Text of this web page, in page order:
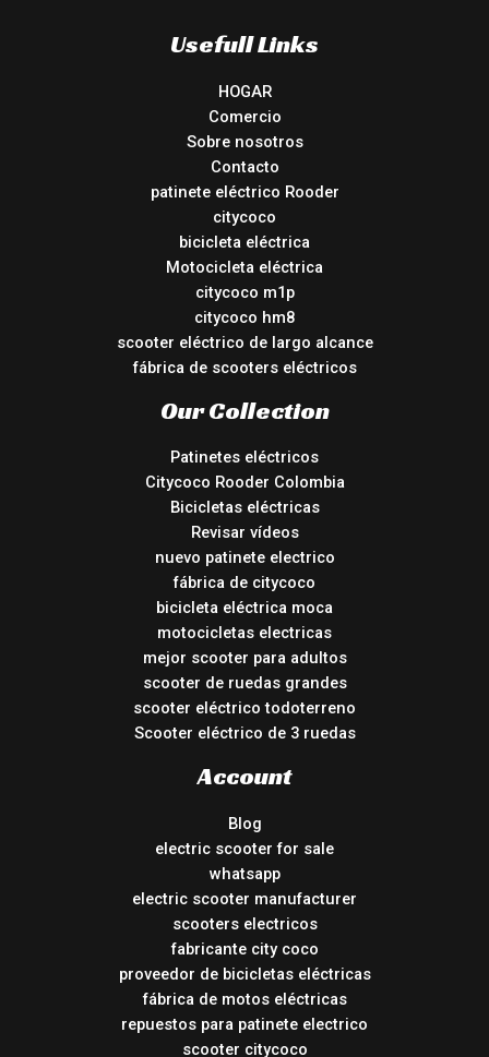
Usefull Links
HOGAR
Comercio
Sobre nosotros
Contacto
patinete eléctrico Rooder
citycoco
bicicleta eléctrica
Motocicleta eléctrica
citycoco m1p
citycoco hm8
scooter eléctrico de largo alcance
fábrica de scooters eléctricos
Our Collection
Patinetes eléctricos
Citycoco Rooder Colombia
Bicicletas eléctricas
Revisar vídeos
nuevo patinete electrico
fábrica de citycoco
bicicleta eléctrica moca
motocicletas electricas
mejor scooter para adultos
scooter de ruedas grandes
scooter eléctrico todoterreno
Scooter eléctrico de 3 ruedas
Account
Blog
electric scooter for sale
whatsapp
electric scooter manufacturer
scooters electricos
fabricante city coco
proveedor de bicicletas eléctricas
fábrica de motos eléctricas
repuestos para patinete electrico
scooter citycoco